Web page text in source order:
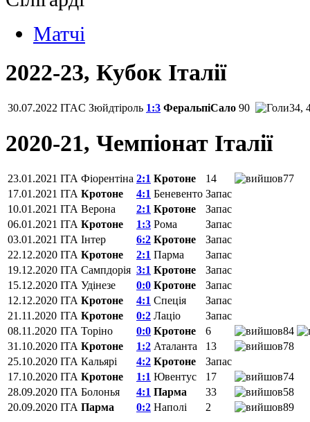
Матчi
2022-23, Кубок Італії
30.07.2022 ITAC Зюйдтіроль 1:3 ФеральпіСало 90 34,
2020-21, Чемпіонат Італії
23.01.2021 ITA Фіорентіна‎ 2:1 Кротоне 14
77
17.01.2021 ITA Кротоне 4:1 Беневенто Запас
10.01.2021 ITA Верона 2:1 Кротоне
Запас
06.01.2021 ITA Кротоне 1:3 Рома
Запас
03.01.2021 ITA Інтер 6:2 Кротоне
Запас
22.12.2020 ITA Кротоне 2:1 Парма
Запас
19.12.2020 ITA Сампдорія 3:1 Кротоне
Запас
15.12.2020 ITA Удінезе 0:0 Кротоне
Запас
12.12.2020 ITA Кротоне 4:1 Спеція
Запас
21.11.2020 ITA Кротоне 0:2 Лаціо
Запас
08.11.2020 ITA Торіно 0:0 Кротоне 6
84
31.10.2020 ITA Кротоне 1:2 Аталанта 13
78
25.10.2020 ITA Кальярі 4:2 Кротоне
Запас
17.10.2020 ITA Кротоне 1:1 Ювентус 17
74
28.09.2020 ITA Болонья 4:1 Парма 33
58
20.09.2020 ITA Парма 0:2 Наполі 2 89